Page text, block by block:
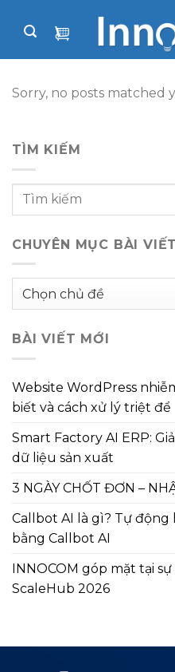
Sorry, no posts matched
TÌM KIẾM
CHUYÊN MỤC BÀI VIẾT
Chuyên
viết
BÀI VIẾT MỚI
Website WordPress
biết và cách xử lý triệt để
Smart Factory AI ERP:
dữ liệu sản xuất
3 NGÀY CHỐT ĐƠN –
Callbot AI là gì? Tự động
bằng Callbot AI
INNOCOM góp mặt tại sự
ScaleHub 2026